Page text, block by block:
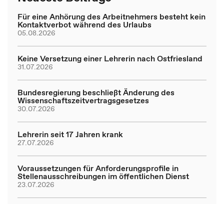
Für eine Anhörung des Arbeitnehmers besteht kein
Kontaktverbot während des Urlaubs
05.08.2026
Keine Versetzung einer Lehrerin nach Ostfriesland
31.07.2026
Bundesregierung beschließt Änderung des
Wissenschaftszeitvertragsgesetzes
30.07.2026
Lehrerin seit 17 Jahren krank
27.07.2026
Voraussetzungen für Anforderungsprofile in
Stellenausschreibungen im öffentlichen Dienst
23.07.2026